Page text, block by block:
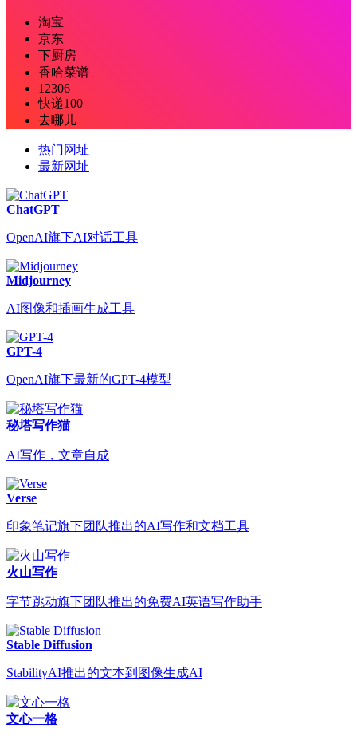
淘宝
京东
下厨房
香哈菜谱
12306
快递100
去哪儿
热门网址
最新网址
ChatGPT
OpenAI旗下AI对话工具
Midjourney
AI图像和插画生成工具
GPT-4
OpenAI旗下最新的GPT-4模型
秘塔写作猫
AI写作，文章自成
Verse
印象笔记旗下团队推出的AI写作和文档工具
火山写作
字节跳动旗下团队推出的免费AI英语写作助手
Stable Diffusion
StabilityAI推出的文本到图像生成AI
文心一格